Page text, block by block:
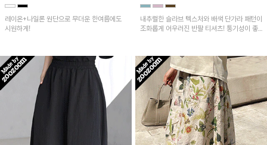
레이온+나일론 원단으로 무더운 한여름에도
시원하게!
내추럴한 슬라브 텍스처와 배색 단가라 패턴이
조화롭게 어우러진 반팔 티셔츠! 통기성이 좋